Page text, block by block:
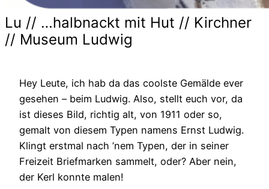
Lu // …halbnackt mit Hut // Kirchner
// Museum Ludwig
Hey Leute, ich hab da das coolste Gemälde ever
gesehen – beim Ludwig. Also, stellt euch vor, da
ist dieses Bild, richtig alt, von 1911 oder so,
gemalt von diesem Typen namens Ernst Ludwig.
Klingt erstmal nach ’nem Typen, der in seiner
Freizeit Briefmarken sammelt, oder? Aber nein,
der Kerl konnte malen!